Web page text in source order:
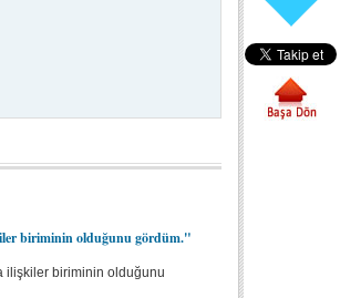
biriminin olduğunu gördüm."
ilişkiler biriminin olduğunu